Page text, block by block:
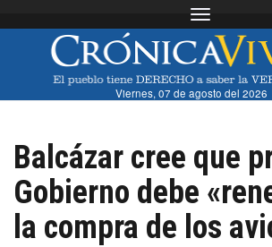
Toggle
Viernes, 07 de agosto del 2026
Balcázar cree que
Gobierno debe
la compra de los